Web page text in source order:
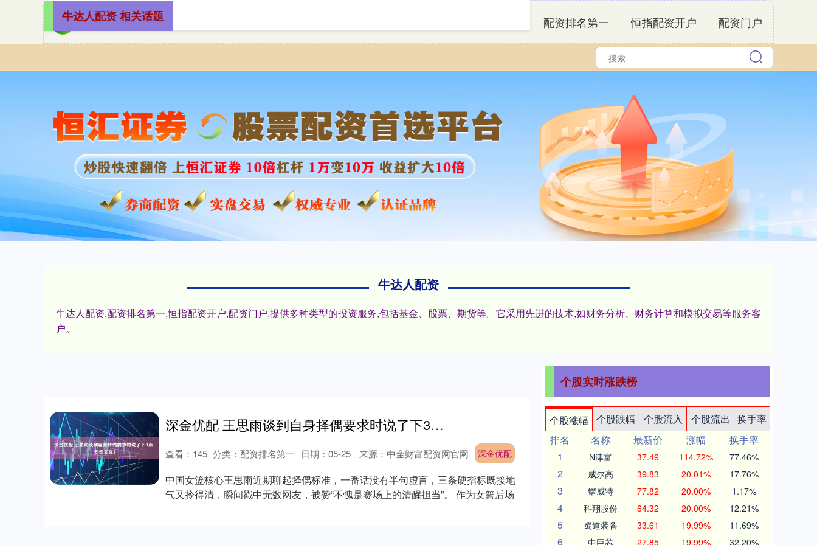
配资排名第一 恒指配资开户 配资门户
牛达人配资
牛达人配资,配资排名第一,恒指配资开户,配资门户,提供多种类型的投资服务,包括基金、股票、期货等。它采用先进的技术,如财务分析、财务计算和模拟交易等服务客
户。
牛达人配资 相关话题
深金优配 王思雨谈到自身择偶要求时说了下3点，句句实在！
深金优配
日期：05-25 来源：中金财富配资网官网
查看： 145 分类： 配资排名第一
中国女篮核心王思雨近期聊起择偶标准，一番话没有半句虚言，三条硬指标既接地
气又拎得清，瞬间戳中无数网友，被赞“不愧是赛场上的清醒担当”。 作为女篮后场
个股实时涨跌榜
个股涨幅 个股跌幅 个股流入 个股流出
换手率
排名
名称 最新价 涨幅
换手率
1
N津富 37.49 114.72% 77.46%
2 威尔高 39.83 20.01% 17.76%
3 锴威特 77.82 20.00% 1.17%
4 科翔股份 64.32 20.00% 12.21%
5 蜀道装备 33.61 19.99% 11.69%
6 中巨芯 27.85 19.99% 32.20%